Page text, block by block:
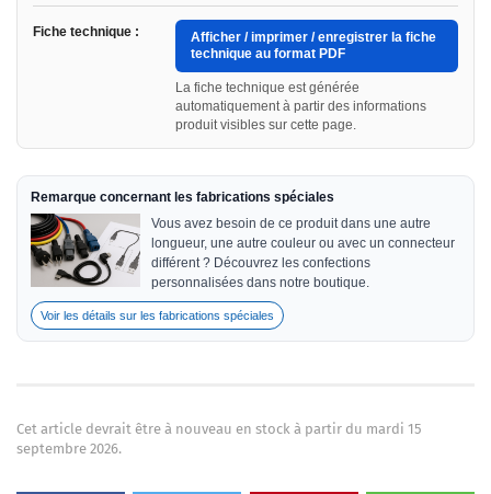
Fiche technique :
Afficher / imprimer / enregistrer la fiche
technique au format PDF
La fiche technique est générée
automatiquement à partir des informations
produit visibles sur cette page.
Remarque concernant les fabrications spéciales
Vous avez besoin de ce produit dans une autre
longueur, une autre couleur ou avec un connecteur
différent ? Découvrez les confections
personnalisées dans notre boutique.
Voir les détails sur les fabrications spéciales
Cet article devrait être à nouveau en stock à partir du mardi 15
septembre 2026.